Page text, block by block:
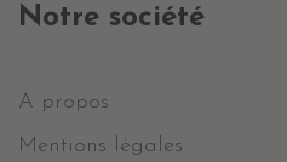
Notre société
A propos
Mentions légales